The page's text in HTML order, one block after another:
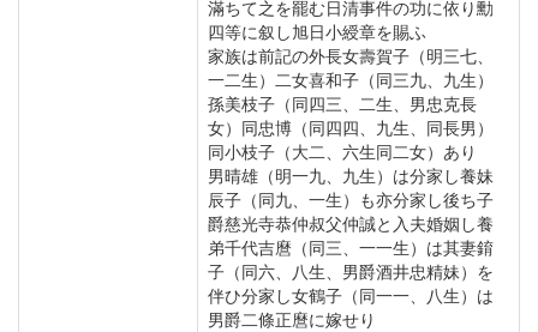
滿ちて之を罷む日清事件の功に依り勳
四等に叙し旭日小綬章を賜ふ
家族は前記の外長女壽賀子（明三七、
一二生）二女喜和子（同三九、九生）
孫美枝子（同四三、二生、男忠克長
女）同忠博（同四四、九生、同長男）
同小枝子（大二、六生同二女）あり
男晴雄（明一九、九生）は分家し養妹
辰子（同九、一生）も亦分家し後ち子
爵慈光寺恭仲叔父仲誠と入夫婚姻し養
弟千代吉麿（同三、一一生）は其妻錥
子（同六、八生、男爵酒井忠精妹）を
伴ひ分家し女鶴子（同一一、八生）は
男爵二條正麿に嫁せり